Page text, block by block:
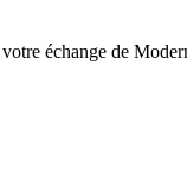
échange de